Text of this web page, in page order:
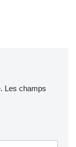
Les champs